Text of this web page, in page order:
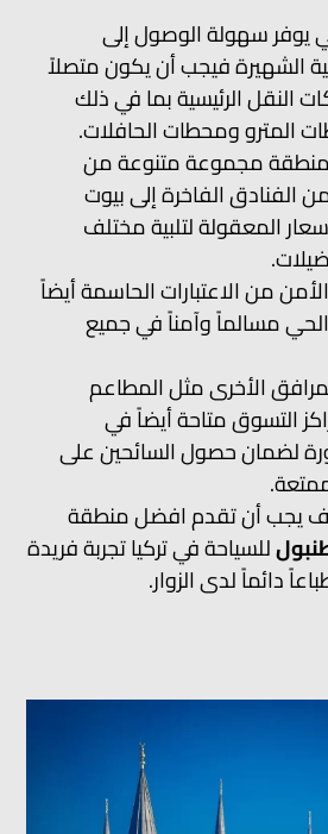
يوفر سهولة الوصول إلى
الشهيرة فيجب أن يكون متصلاً
النقل الرئيسية بما في ذلك
المترو ومحطات الحافلات.
مجموعة متنوعة من
الفنادق الفاخرة إلى بيوت
المعقولة لتلبية مختلف
من الاعتبارات الحاسمة أيضاً
مسالماً وآمناً في جميع
الأخرى مثل المطاعم
التسوق متاحة أيضاً في
لضمان حصول السائحين على
يجب أن تقدم افضل منطقة
للسياحة في تركيا تجربة فريدة
دائماً لدى الزوار.